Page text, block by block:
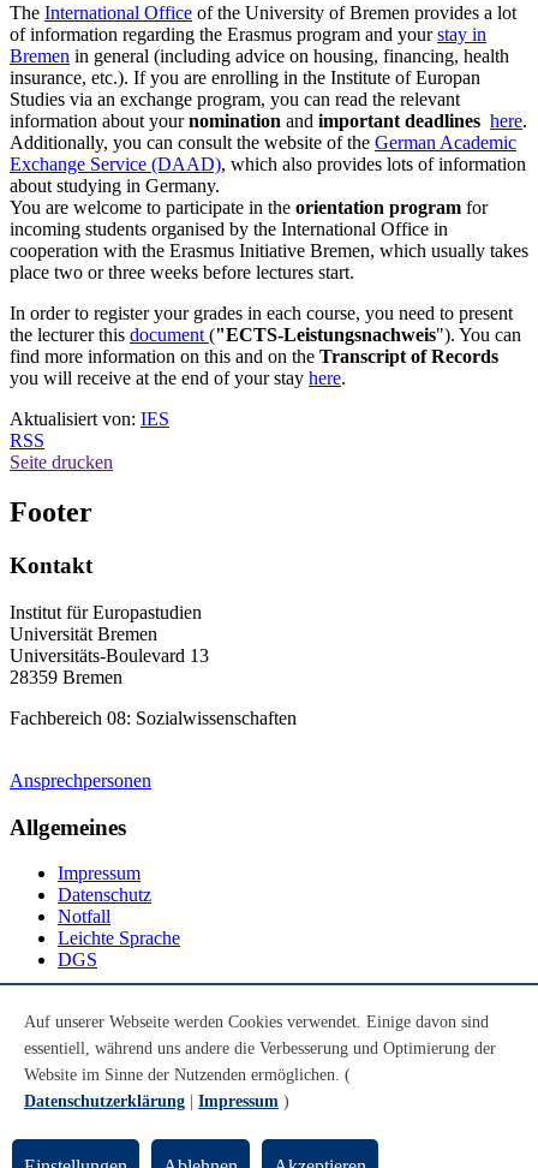
The International Office of the University of Bremen provides a lot
of information regarding the Erasmus program and yourstay in
Bremen in general (including advice on housing, financing, health
insurance, etc.). If you are enrolling in the Institute of Europan
Studies via an exchange program, you can read the relevant
information about yournomination and important deadlines here.
Additionally, you can consult the website of the German Academic
Exchange Service (DAAD), which also provides lots of information
about studying in Germany.
You are welcome to participate in the orientation program for
incoming students organised by the International Office in
cooperation with the Erasmus Initiative Bremen, which usually takes
place two or three weeks before lectures start.
In order to register your grades in each course, you need to present
the lecturer this document ("ECTS-Leistungsnachweis"). You can
find more information on this and on the Transcript of Records
you will receive at the end of your stay here.
Aktualisiert von: IES
RSS
Seite drucken
Footer
Kontakt
Institut für Europastudien
Universität Bremen
Universitäts-Boulevard 13
28359 Bremen
Fachbereich 08: Sozialwissenschaften
Ansprechpersonen
Allgemeines
Impressum
Datenschutz
Notfall
Leichte Sprache
DGS
Youtube
Instagram
LinkedIn
© Universität Bremen 2026
Auf unserer Webseite werden Cookies verwendet. Einige davon sind
essentiell, während uns andere die Verbesserung und Optimierung der
Website im Sinne der Nutzenden ermöglichen. (
Datenschutzerklärung
Impressum )